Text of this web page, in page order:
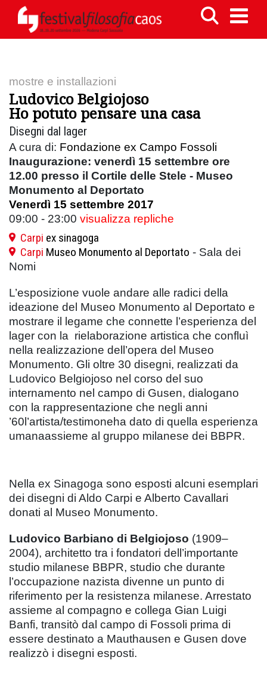
mostre e installazioni
Ludovico Belgiojoso
Ho potuto pensare una casa
Disegni dal lager
A cura di: Fondazione ex Campo Fossoli
Inaugurazione: venerdì 15 settembre ore
12.00 presso il Cortile delle Stele - Museo
Monumento al Deportato
Venerdì 15 settembre 2017
09:00 - 23:00 visualizza repliche
Carpi ex sinagoga
Carpi Museo Monumento al Deportato - Sala dei
Nomi
L’esposizione vuole andare alle radici della
ideazione del Museo Monumento al Deportato e
mostrare il legame che connette l’esperienza del
lager con la rielaborazione artistica che confluì
nella realizzazione dell’opera del Museo
Monumento. Gli oltre 30 disegni, realizzati da
Ludovico Belgiojoso nel corso del suo
internamento nel campo di Gusen, dialogano
con la rappresentazione che negli anni
’60l’artista/testimoneha dato di quella esperienza
umanaassieme al gruppo milanese dei BBPR.
Nella ex Sinagoga sono esposti alcuni esemplari
dei disegni di Aldo Carpi e Alberto Cavallari
donati al Museo Monumento.
Ludovico Barbiano di Belgiojoso (1909–
2004), architetto tra i fondatori dell’importante
studio milanese BBPR, studio che durante
l’occupazione nazista divenne un punto di
riferimento per la resistenza milanese. Arrestato
assieme al compagno e collega Gian Luigi
Banfi, transitò dal campo di Fossoli prima di
essere destinato a Mauthausen e Gusen dove
realizzò i disegni esposti.